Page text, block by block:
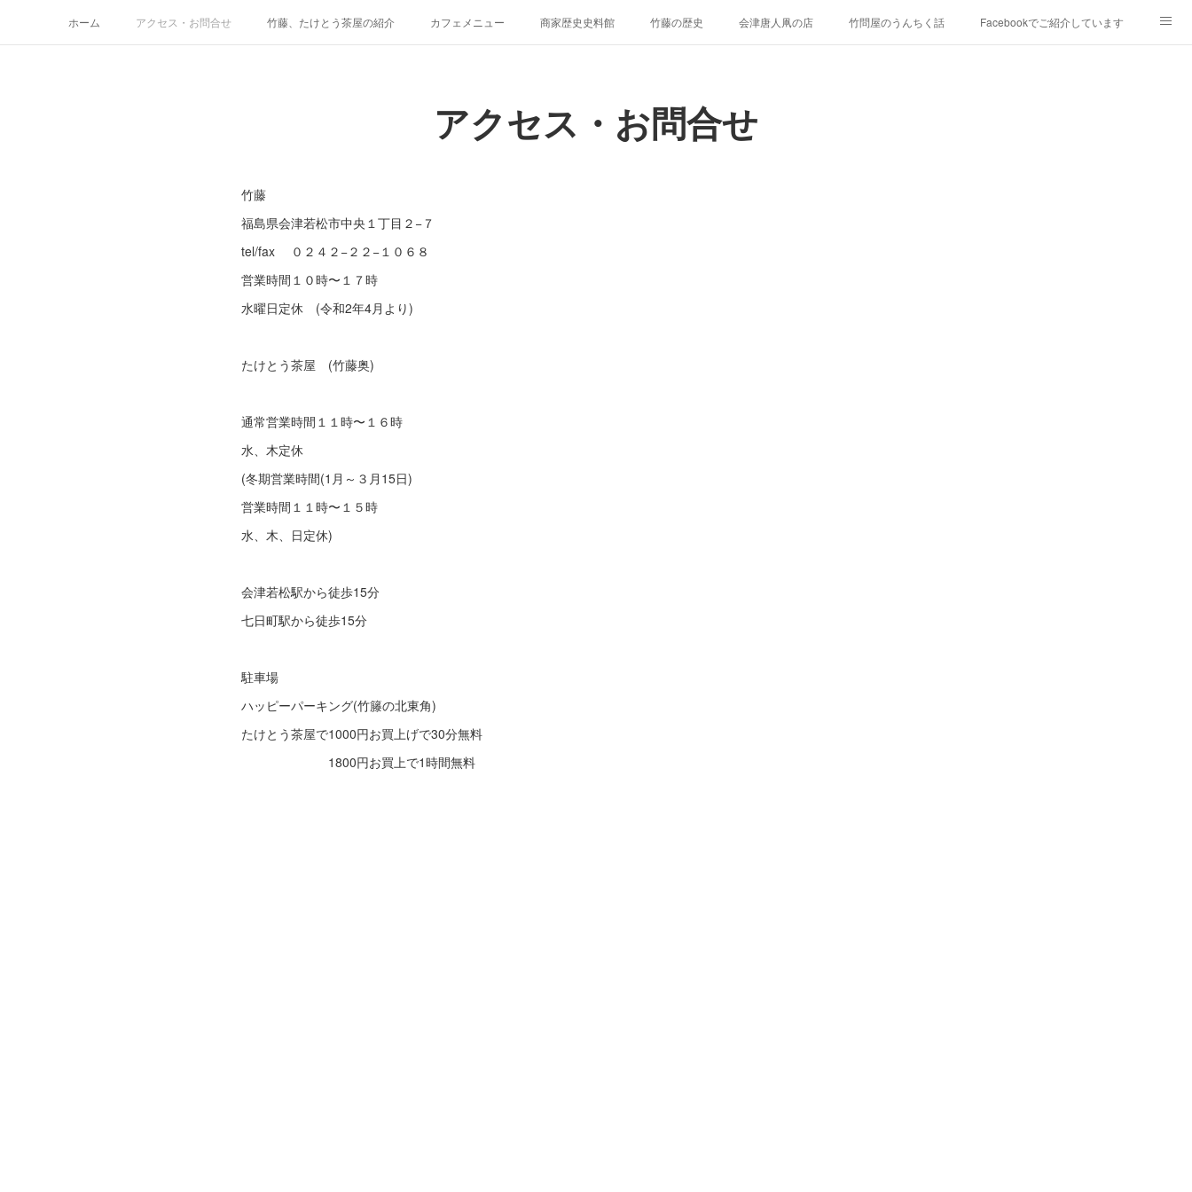
ホーム アクセス・お問合せ 竹藤、たけとう茶屋の紹介 カフェメニュー 商家歴史史料館 竹藤の歴史 会津唐人凧の店 竹問屋のうんちく話 Facebookでご紹介しています
アクセス・お問合せ
竹藤
福島県会津若松市中央１丁目２−７
tel/fax ０２４２−２２−１０６８
営業時間１０時〜１７時
水曜日定休 (令和2年4月より)
たけとう茶屋 (竹藤奥)
通常営業時間１１時〜１６時
水、木定休
(冬期営業時間(1月～３月15日)
営業時間１１時〜１５時
水、木、日定休)
会津若松駅から徒歩15分
七日町駅から徒歩15分
駐車場
ハッピーパーキング(竹籐の北東角)
たけとう茶屋で1000円お買上げで30分無料
1800円お買上で1時間無料